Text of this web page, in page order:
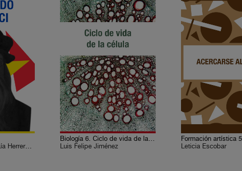
Luis Paniagua, Ana Lía Herrera Lasso
Biología 6. Ciclo de vida de la célula
Luis Felipe Jiménez
Leticia Escobar